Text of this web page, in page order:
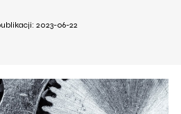
2023-06-22